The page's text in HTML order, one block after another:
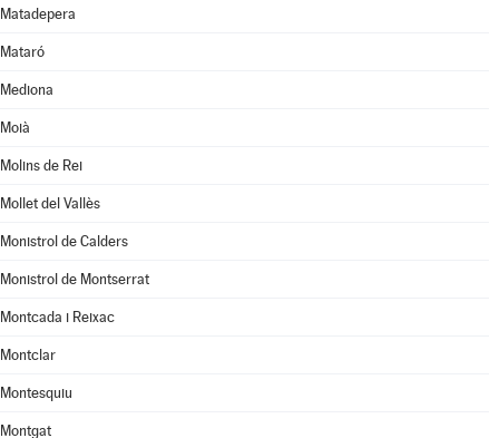
Matadepera
Mataró
Mediona
Moià
Molins de Rei
Mollet del Vallès
Monistrol de Calders
Monistrol de Montserrat
Montcada i Reixac
Montclar
Montesquiu
Montgat